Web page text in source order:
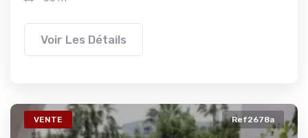
Voir Les Détails
VENTE Ref2678a